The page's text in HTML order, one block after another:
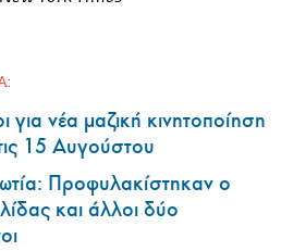
νέα μαζική κινητοποίηση
15 Αυγούστου
Προφυλακίστηκαν ο
και άλλοι δύο